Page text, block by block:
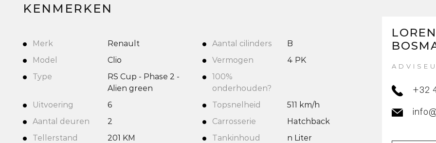
KENMERKEN
Merk
Renault
Model
Clio
Type
RS Cup - Phase 2 -
Alien green
Uitvoering
6
Aantal deuren
2
Tellerstand
201 KM
Aantal cilinders
B
Vermogen
4 PK
100%
onderhouden?
Topsnelheid
511 km/h
Carrosserie
Hatchback
Tankinhoud
n Liter
+32